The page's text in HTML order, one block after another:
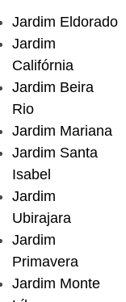
Jardim Eldorado
Jardim
Califórnia
Jardim Beira
Rio
Jardim Mariana
Jardim Santa
Isabel
Jardim
Ubirajara
Jardim
Primavera
Jardim Monte